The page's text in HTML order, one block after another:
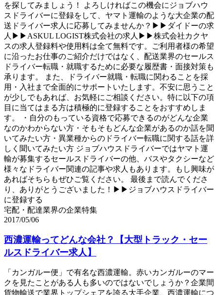
を探してみましょう！ よろしければこの機会にジョブハウ
スドライバーに登録をして、ヤマト運輸のような大企業の配
送ドライバー求人に応募してみませんか？▶▶ダイドーの求
人▶▶ASKUL LOGIST株式会社の求人▶▶株式会社カクヤ
スの求人登録料や使用料は全て無料です。ご利用者様の希望
に沿ったお仕事のご紹介だけではなく、配送業界のセールス
ドライバー転職・就職するために必要な履歴書・面接対策も
承ります。 また、ドライバー就職・転職に関わることを採
用・入社まで全面的にサポートいたします。不安に思うこと
が少しでもあれば、お気軽にご相談ください。特に以下の項
目に当てはまる方は積極的に登録することをおすすめしま
す。 ・自分のもっている資格で応募できるのがどんな企業
なのかわからない方・そもそもどんな企業があるのか話を聞
いてみたい方・異業種からのドライバー転職に関する話を詳
しく聞いてみたい方 ジョブハウスドライバーではヤマト運
輸が募集するセールスドライバーの他、バスやタクシーなど
様々なドライバー関連の記事や求人もあります。もし興味が
あればそちらもぜひご覧ください。 最後まで読んでくださ
り、ありがとうございました！▶▶ジョブハウスドライバー
に登録する
宅配・配達業界の企業特集
2017/05/06
西濃運輸ってどんな会社？【大型トラック・セー
ルスドライバー求人】
「カンガルー便」で有名な西濃運輸。赤いカンガルーのマー
クを見たことがある人も多いのではないでしょうか？企業間
貨物輸送で業界トップシェアを誇る大手企業、西濃運輸につ